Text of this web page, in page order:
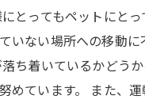
とってもペットにと
いない場所への移動
ち着いているかどう
めています。 また、